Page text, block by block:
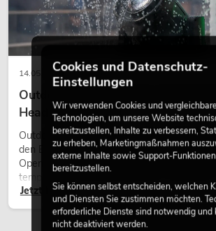
14.05.2026
Outdoor Moving-Heads:
Heads bei Events
Outdoor Moving-Heads sind bewegliche
den Einsatz im Freien. Sie werden bei
Open-Air-Konzerten,
temporären Außeninstallationen eingesetzt.
Jetzt lesen
Cookies und Datenschutz-
Einstellungen
Wir verwenden Cookies und vergleichbare
Technologien, um unsere Website
bereitzustellen, Inhalte zu verbessern,
zu erheben, Marketingmaßnahmen
externe Inhalte sowie Support-Funktionen
bereitzustellen.
Sie können selbst entscheiden, welchen
und Diensten Sie zustimmen möchten.
erforderliche Dienste sind notwendig und
nicht deaktiviert werden.